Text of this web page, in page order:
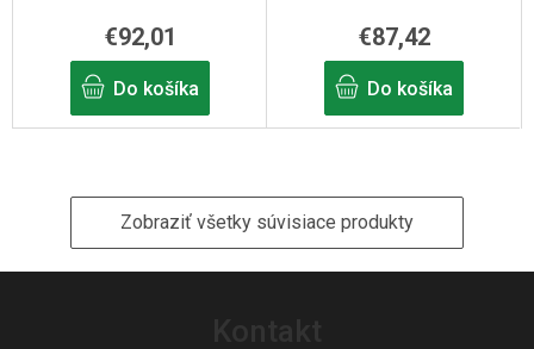
€92,01
Do košíka
€87,42
Do košíka
Zobraziť všetky súvisiace produkty